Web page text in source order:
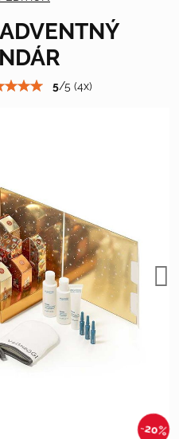
20%
5/5 (4x)